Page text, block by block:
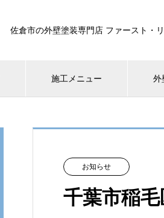
佐倉市の外壁塗装専門店 ファースト・
施工メニュー 外
お知らせ
千葉市稲